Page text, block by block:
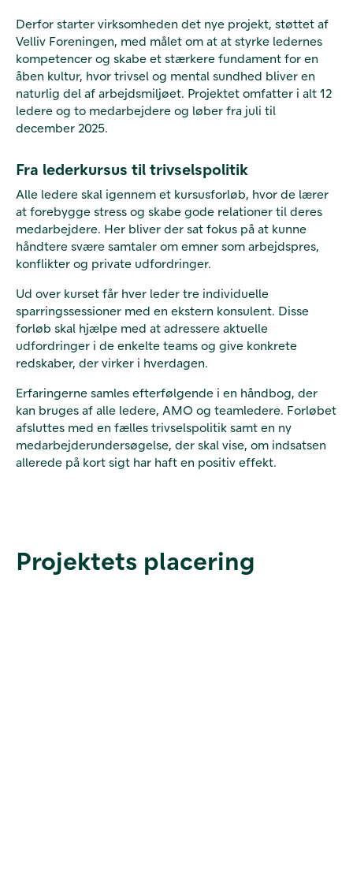
Derfor starter virksomheden det nye projekt, støttet af
Velliv Foreningen, med målet om at at styrke ledernes
kompetencer og skabe et stærkere fundament for en
åben kultur, hvor trivsel og mental sundhed bliver en
naturlig del af arbejdsmiljøet. Projektet omfatter i alt 12
ledere og to medarbejdere og løber fra juli til
december 2025.
Fra lederkursus til trivselspolitik
Alle ledere skal igennem et kursusforløb, hvor de lærer
at forebygge stress og skabe gode relationer til deres
medarbejdere. Her bliver der sat fokus på at kunne
håndtere svære samtaler om emner som arbejdspres,
konflikter og private udfordringer.
Ud over kurset får hver leder tre individuelle
sparringssessioner med en ekstern konsulent. Disse
forløb skal hjælpe med at adressere aktuelle
udfordringer i de enkelte teams og give konkrete
redskaber, der virker i hverdagen.
Erfaringerne samles efterfølgende i en håndbog, der
kan bruges af alle ledere, AMO og teamledere. Forløbet
afsluttes med en fælles trivselspolitik samt en ny
medarbejderundersøgelse, der skal vise, om indsatsen
allerede på kort sigt har haft en positiv effekt.
Projektets placering